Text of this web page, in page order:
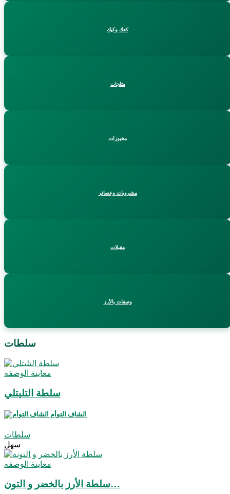
كعك وكيك
مثلجات
مخبوزات
مشروبات وعصائر
مقبلات
وصفات بالأرز
سلطات
معاينة الوصفه
سلطة التليتلي
الشاف التوأم
سلطات
سهل
معاينة الوصفه
سلطة الأرز بالخضر و التون…